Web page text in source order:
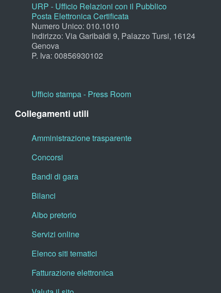
URP - Ufficio Relazioni con il Pubblico
Posta Elettronica Certificata
Numero Unico: 010.1010
Indirizzo: Via Garibaldi 9, Palazzo Tursi, 16124
Genova
P. Iva: 00856930102
Ufficio stampa - Press Room
Collegamenti utili
Amministrazione trasparente
Concorsi
Bandi di gara
Bilanci
Albo pretorio
Servizi online
Elenco siti tematici
Fatturazione elettronica